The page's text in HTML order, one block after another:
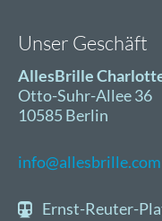
Unser Geschäft
AllesBrille
Otto-Suhr-Allee 36
10585 Berlin
info@allesbrille.com
Ernst-Reuter-